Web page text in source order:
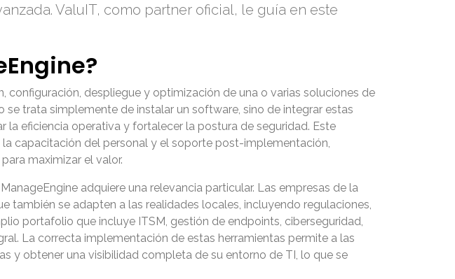
ValuIT, como partner oficial, le guía en este
despliegue y optimización de una o varias soluciones de
trata simplemente de instalar un software, sino de integrar estas
eficiencia operativa y fortalecer la postura de seguridad. Este
capacitación del personal y el soporte post-implementación,
maximizar el valor.
adquiere una relevancia particular. Las empresas de la
también se adapten a las realidades locales, incluyendo regulaciones,
portafolio que incluye ITSM, gestión de endpoints, ciberseguridad,
La correcta implementación de estas herramientas permite a las
y obtener una visibilidad completa de su entorno de TI, lo que se